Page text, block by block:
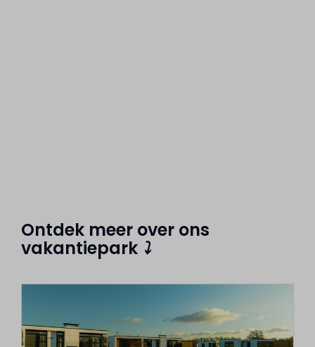
Ontdek meer over ons
vakantiepark ⤵